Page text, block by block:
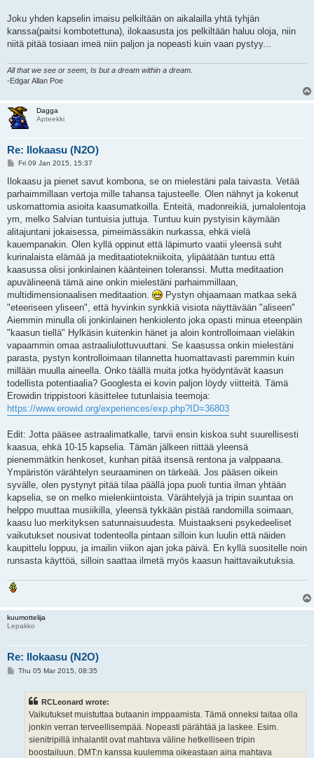
Joku yhden kapselin imaisu pelkiltään on aikalailla yhtä tyhjän
kanssa(paitsi kombotettuna), ilokaasusta jos pelkiltään haluu oloja, niin
niitä pitää tosiaan imeä niin paljon ja nopeasti kuin vaan pystyy...
All that we see or seem, Is but a dream within a dream.
-Edgar Allan Poe
Dagga
Apteekki
Re: Ilokaasu (N2O)
P
s
Fri 09 Jan 2015, 15:37
Ilokaasu ja pienet savut kombona, se on mielestäni pala taivasta. Vetää
parhaimmillaan vertoja mille tahansa tajusteelle. Olen nähnyt ja kokenut
uskomattomia asioita kaasumatkoilla. Enteitä, madonreikiä, jumalolentoja
ym, melko Salvian tuntuisia juttuja. Tuntuu kuin pystyisin käymään
alitajuntani jokaisessa, pimeimässäkin nurkassa, ehkä vielä
kauempanakin. Olen kyllä oppinut että läpimurto vaatii yleensä suht
kurinalaista elämää ja meditaatiotekniikoita, ylipäätään tuntuu että
kaasussa olisi jonkinlainen käänteinen toleranssi. Mutta meditaation
apuvälineenä tämä aine onkin mielestäni parhaimmillaan,
multidimensionaalisen meditaation.
Pystyn ohjaamaan matkaa sekä
"eteeriseen yliseen", että hyvinkin synkkiä visiota näyttävään "aliseen"
Aiemmin minulla oli jonkinlainen henkiolento joka opasti minua eteenpäin
"kaasun tiellä" Hylkäsin kuitenkin hänet ja aloin kontrolloimaan vieläkin
vapaammin omaa astraaliulottuvuuttani. Se kaasussa onkin mielestäni
parasta, pystyn kontrolloimaan tilannetta huomattavasti paremmin kuin
millään muulla aineella. Onko täällä muita jotka hyödyntävät kaasun
todellista potentiaalia? Googlesta ei kovin paljon löydy viitteitä. Tämä
Erowidin trippistoori käsittelee tutunlaisia teemoja:
https://www.erowid.org/experiences/exp.php?ID=36803
Edit: Jotta pääsee astraalimatkalle, tarvii ensin kiskoa suht suurellisesti
kaasua, ehkä 10-15 kapselia. Tämän jälkeen riittää yleensä
pienemmätkin henkoset, kunhan pitää itsensä rentona ja valppaana.
Ympäristön värähtelyn seuraaminen on tärkeää. Jos pääsen oikein
syvälle, olen pystynyt pitää tilaa päällä jopa puoli tuntia ilman yhtään
kapselia, se on melko mielenkiintoista. Värähtelyjä ja tripin suuntaa on
helppo muuttaa musiikilla, yleensä tykkään pistää randomilla soimaan,
kaasu luo merkityksen satunnaisuudesta. Muistaakseni psykedeeliset
vaikutukset nousivat todenteolla pintaan silloin kun luulin että näiden
kaupittelu loppuu, ja imailin viikon ajan joka päivä. En kyllä suositelle noin
runsasta käyttöä, silloin saattaa ilmetä myös kaasun haittavaikutuksia.
kuumottelija
Lepakko
Re: Ilokaasu (N2O)
PThu 05 Mar 2015, 08:35
RCLeonard wrote:
Vaikutukset muistuttaa butaanin imppaamista. Tämä onneksi taitaa olla
jonkin verran terveellisempää. Nopeasti pärähtää ja laskee. Esim.
sienitripillä inhalantit ovat mahtava väline hetkelliseen tripin
boostailuun. DMT:n kanssa kuulemma oikeastaan aina mahtava